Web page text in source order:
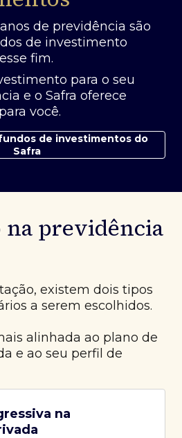
de previdência são
de investimento
fim.
para o seu
e o Safra oferece
você.
de investimentos do
Safra
previdência
existem dois tipos
a serem escolhidos.
alinhada ao plano de
e ao seu perfil de
na